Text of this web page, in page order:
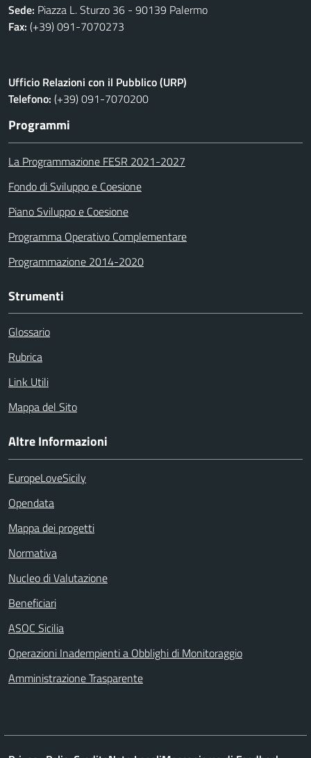
Sede: Piazza L. Sturzo 36 - 90139 Palermo
Fax: (+39) 091-7070273
Ufficio Relazioni con il Pubblico (URP)
Telefono: (+39) 091-7070200
Programmi
La Programmazione FESR 2021-2027
Fondo di Sviluppo e Coesione
Piano Sviluppo e Coesione
Programma Operativo Complementare
Programmazione 2014-2020
Strumenti
Glossario
Rubrica
Link Utili
Mappa del Sito
Altre Informazioni
EuropeLoveSicily
Opendata
Mappa dei progetti
Normativa
Nucleo di Valutazione
Beneficiari
ASOC Sicilia
Operazioni Inadempienti a Obblighi di Monitoraggio
Amministrazione Trasparente